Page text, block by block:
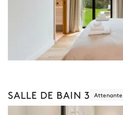
SALLE DE BAIN 3 Attenante